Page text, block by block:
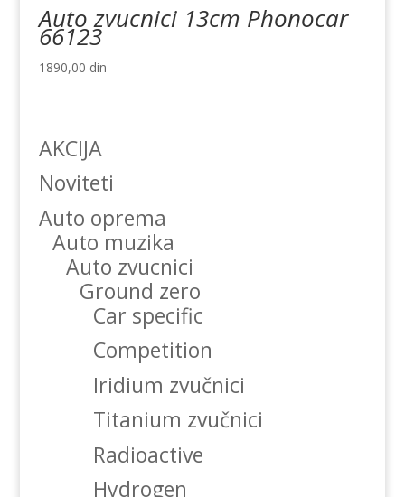
Auto zvucnici 13cm Phonocar
66123
1890,00 din
AKCIJA
Noviteti
Auto oprema
Auto muzika
Auto zvucnici
Ground zero
Car specific
Competition
Iridium zvučnici
Titanium zvučnici
Radioactive
Hydrogen